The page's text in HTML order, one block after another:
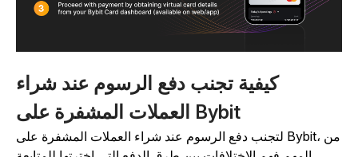
كيفية تجنب دفع الرسوم عند شراء
العملات المشفرة على Bybit
لتجنب دفع الرسوم عند شراء العملات المشفرة على Bybit، من